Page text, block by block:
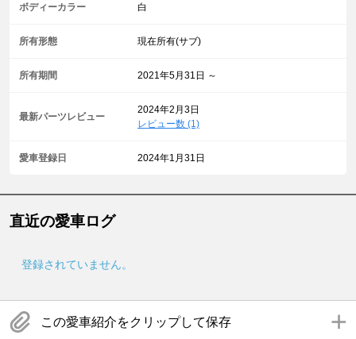
ボディーカラー 白
所有形態 現在所有(サブ)
所有期間 2021年5月31日 ～
最新パーツレビュー
2024年2月3日
レビュー数 (1)
愛車登録日 2024年1月31日
直近の愛車ログ
登録されていません。
この愛車紹介をクリップして保存